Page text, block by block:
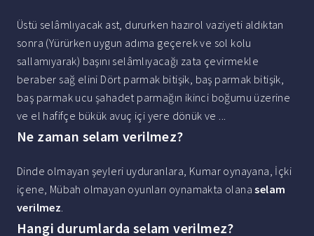
Üstü selâmlıyacak ast, dururken hazırol vaziyeti aldıktan
sonra (Yürürken uygun adıma geçerek ve sol kolu
sallamıyarak) başını selâmlıyacağı zata çevirmekle
beraber sağ elini Dört parmak bitişik, baş parmak bitişik,
baş parmak ucu şahadet parmağın ikinci boğumu üzerine
ve el hafifçe bükük avuç içi yere dönük ve ...
Ne zaman selam verilmez?
Dinde olmayan şeyleri uyduranlara, Kumar oynayana, İçki
içene, Mübah olmayan oyunları oynamakta olanaselam
verilmez.
Hangi durumlarda selam verilmez?